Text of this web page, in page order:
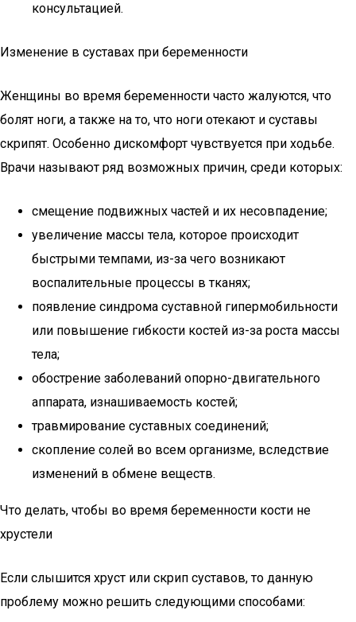
консультацией.
Изменение в суставах при беременности
Женщины во время беременности часто жалуются, что
болят ноги, а также на то, что ноги отекают и суставы
скрипят. Особенно дискомфорт чувствуется при ходьбе.
Врачи называют ряд возможных причин, среди которых:
смещение подвижных частей и их несовпадение;
увеличение массы тела, которое происходит
быстрыми темпами, из-за чего возникают
воспалительные процессы в тканях;
появление синдрома суставной гипермобильности
или повышение гибкости костей из-за роста массы
тела;
обострение заболеваний опорно-двигательного
аппарата, изнашиваемость костей;
травмирование суставных соединений;
скопление солей во всем организме, вследствие
изменений в обмене веществ.
Что делать, чтобы во время беременности кости не
хрустели
Если слышится хруст или скрип суставов, то данную
проблему можно решить следующими способами: